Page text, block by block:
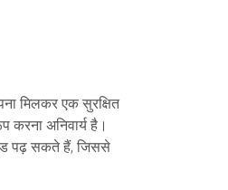
मिलकर एक सुरक्षित
अनिवार्य है।
पढ़ सकते हैं, जिससे